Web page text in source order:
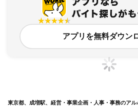
アプリを無料ダウン
東京都、成増駅、経営・事業企画・人事・事務のア